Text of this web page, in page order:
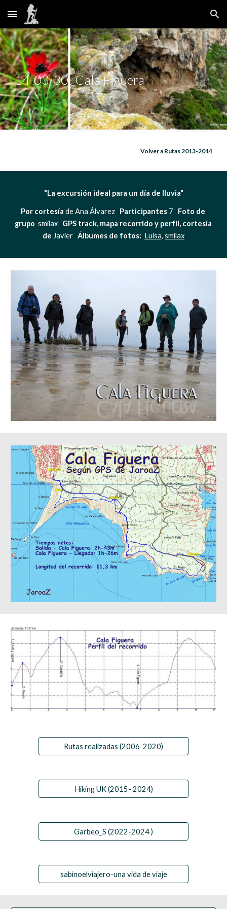
Skip to main content Skip to navigation
14-03-30- Cala Figuera
Volver a Rutas 2013-2014
"La excursión ideal para un día de lluvia"
Por cortesía de Ana Álvarez Participantes 7 Foto de
grupo smilax GPS track, mapa recorrido y perfil, cortesía
de Javier Álbumes de fotos: Luisa, smilax
Rutas realizadas (2006-2020)
Hiking UK (2015- 2024)
Garbeo_S (2022-2024 )
sabinoelviajero-una vida de viaje